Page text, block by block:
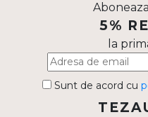
5%
la
Sunt de acord cu